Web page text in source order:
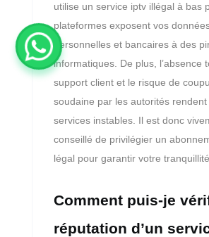
utilise un service iptv illégal à bas
plateformes exposent vos
personnelles et bancaires à des
informatiques. De plus, l’absence
support client et le risque de
soudaine par les autorités rendent
services instables. Il est donc
conseillé de privilégier un
légal pour garantir votre tranquillité
Comment puis-je
réputation d’un